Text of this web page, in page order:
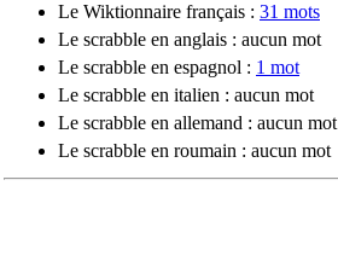
Le Wiktionnaire français : 31 mots
Le scrabble en anglais : aucun mot
Le scrabble en espagnol : 1 mot
Le scrabble en italien : aucun mot
Le scrabble en allemand : aucun mot
Le scrabble en roumain : aucun mot